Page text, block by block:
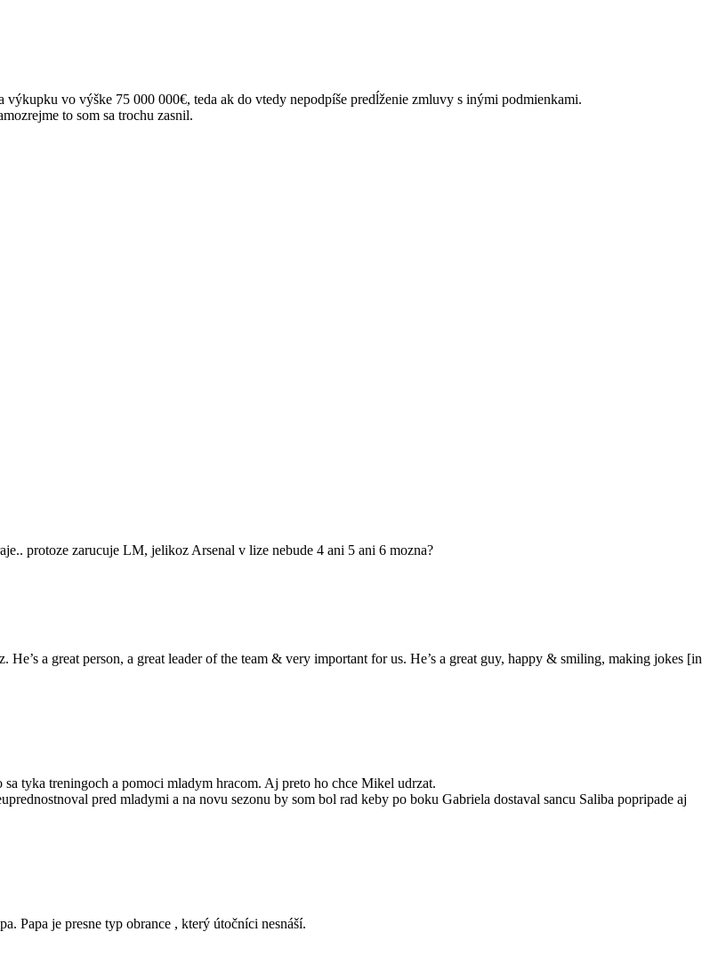
vo výške 75 000 000€, teda ak do vtedy nepodpíše predĺženie zmluvy s inými podmienkami.
to som sa trochu zasnil.
protoze zarucuje LM, jelikoz Arsenal v lize nebude 4 ani 5 ani 6 mozna?
a great person, a great leader of the team & very important for us. He’s a great guy, happy & smiling, making jokes [in
tyka treningoch a pomoci mladym hracom. Aj preto ho chce Mikel udrzat.
pred mladymi a na novu sezonu by som bol rad keby po boku Gabriela dostaval sancu Saliba popripade aj
Papa je presne typ obrance , který útočníci nesnáší.